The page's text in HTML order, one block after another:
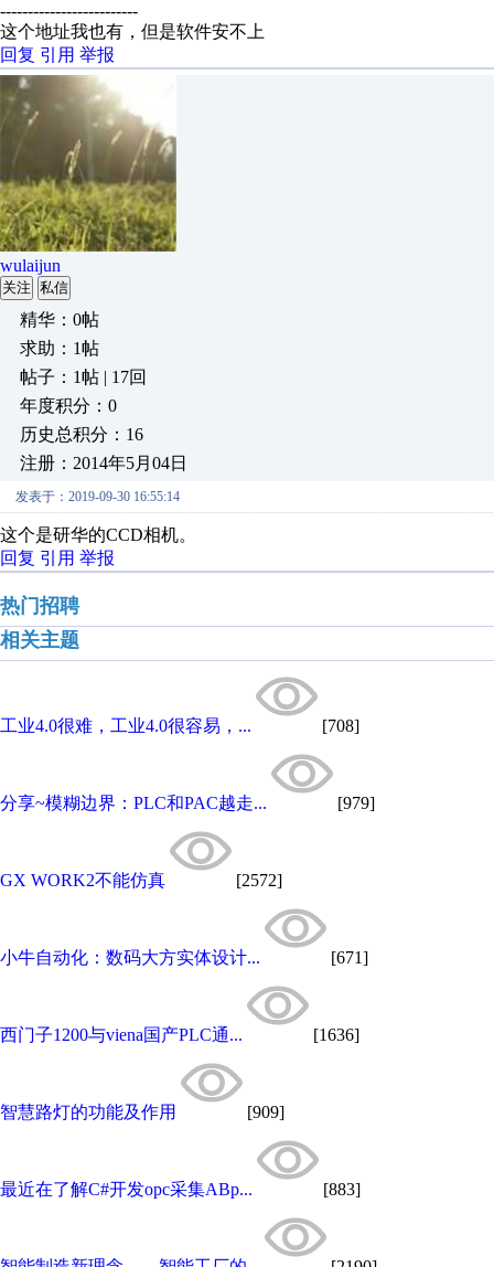
-------------------------
这个地址我也有，但是软件安不上
回复 引用 举报
wulaijun
关注 私信
精华：0帖
求助：1帖
帖子：1帖 | 17回
年度积分：0
历史总积分：16
注册：2014年5月04日
发表于：2019-09-30 16:55:14
这个是研华的CCD相机。
回复 引用 举报
热门招聘
相关主题
工业4.0很难，工业4.0很容易，... [708]
分享~模糊边界：PLC和PAC越走... [979]
GX WORK2不能仿真 [2572]
小牛自动化：数码大方实体设计... [671]
西门子1200与viena国产PLC通... [1636]
智慧路灯的功能及作用 [909]
最近在了解C#开发opc采集ABp... [883]